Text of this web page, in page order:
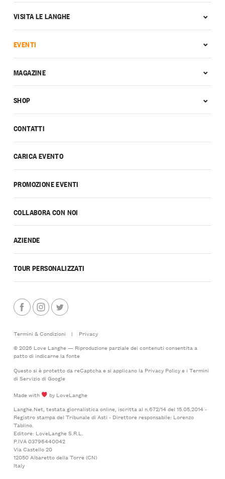
CONTATTI
CARICA EVENTO
PROMOZIONE EVENTI
COLLABORA CON NOI
AZIENDE
TOUR PERSONALIZZATI
VISITA LE LANGHE
EVENTI
MAGAZINE
SHOP
Termini & Condizioni |
Privacy
© 2026 Love Langhe — Riproduzione parziale dei contenuti consentita a
patto di indicarne la fonte
Questo si è protetto da reCaptcha e si applicano la Privacy Policye i Termini
di Serviziodi Google
Made with
by LoveLanghe
Langhe.Net, testata giornalistica online, iscritta al n.672/14 del 15.05.2014 -
Registro stampa del Tribunale di Asti - Direttore responsabile: Lorenzo
Tablino.
Editore: LoveLanghe S.R.L.
P.IVA 03796440042
Via Castello 20
12050 Albaretto della Torre (CN)
Italy